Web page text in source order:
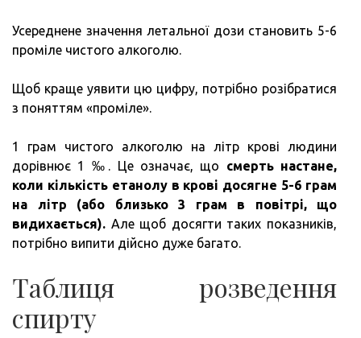
Усереднене значення летальної дози становить 5-6
проміле чистого алкоголю.
Щоб краще уявити цю цифру, потрібно розібратися
з поняттям «проміле».
1 грам чистого алкоголю на літр крові людини
дорівнює 1 ‰. Це означає, що смерть настане,
коли кількість етанолу в крові досягне 5-6 грам
на літр (або близько 3 грам в повітрі, що
видихається). Але щоб досягти таких показників,
потрібно випити дійсно дуже багато.
Таблиця розведення
спирту